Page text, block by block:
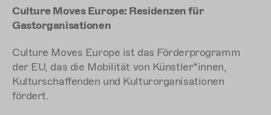
Culture Moves Europe: Residenzen für
Gastorganisationen
Culture Moves Europe ist das Förderprogramm
der EU, das die Mobilität von Künstler*innen,
Kulturschaffenden und Kulturorganisationen
fördert.